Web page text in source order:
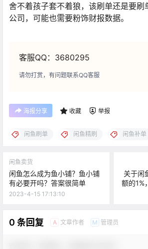
舍不着孩子套不着狼，该刷单还是要刷
公司，可能也需要粉饰财报数据。
客服QQ：3680295
请勿打赏，有问题联系QQ客服
海报分享 收藏 举报
闲鱼刷单 闲鱼精刷 闲鱼补单
闲鱼卖货
闲鱼怎么成为鱼小铺？鱼小铺
有必要开吗？答案很简单
2023-4-15 17:13:10
关于闲
额的1%
0 条回复 A 文章作者 M 管理员